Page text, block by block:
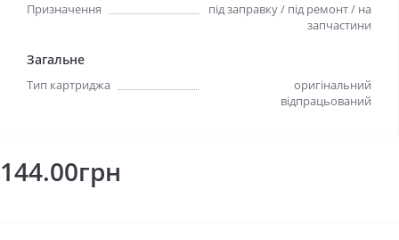
Призначення
під заправку / під ремонт / на
запчастини
Загальне
Тип картриджа
оригінальний
відпрацьований
144.00грн